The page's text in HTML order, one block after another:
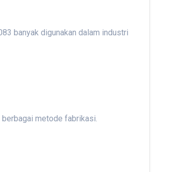
banyak digunakan dalam industri
metode fabrikasi.